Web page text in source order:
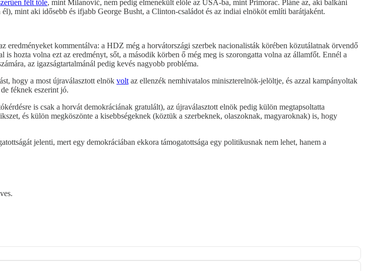
félt tőle, mint Milanović, nem pedig elmenekült előle az USA-ba, mint Primorac. Pláne az, aki balkáni
mint aki idősebb és ifjabb George Busht, a Clinton-családot és az indiai elnököt említi barátjaként.
eredményeket kommentálva: a HDZ még a horvátországi szerbek nacionalisták körében közutálatnak örvendő
hozta volna ezt az eredményt, sőt, a második körben ő még meg is szorongatta volna az államfőt. Ennél a
az igazságtartalmánál pedig kevés nagyobb probléma.
hogy a most újraválasztott elnök volt az ellenzék nemhivatalos miniszterelnök-jelöltje, és azzal kampányoltak
féknek eszerint jó.
is csak a horvát demokráciának gratulált), az újraválasztott elnök pedig külön megtapsoltatta
és külön megköszönte a kisebbségeknek (köztük a szerbeknek, olaszoknak, magyaroknak) is, hogy
jelenti, mert egy demokráciában ekkora támogatottsága egy politikusnak nem lehet, hanem a